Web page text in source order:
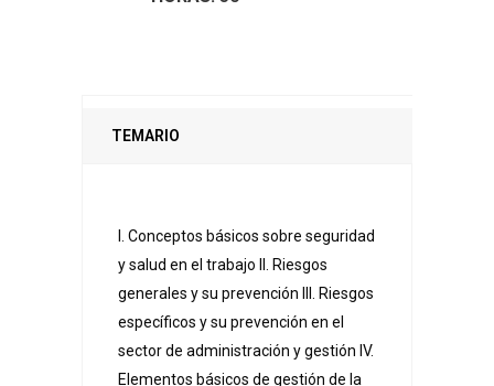
TEMARIO
I. Conceptos básicos sobre seguridad
y salud en el trabajo II. Riesgos
generales y su prevención III. Riesgos
específicos y su prevención en el
sector de administración y gestión IV.
Elementos básicos de gestión de la